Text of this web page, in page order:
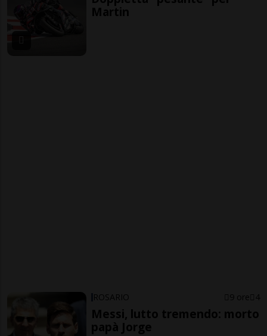
Martin
ROSARIO 9 ore 4
Messi, lutto tremendo: morto
papà Jorge